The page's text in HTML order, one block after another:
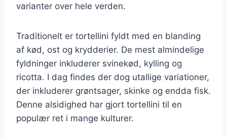
varianter over hele verden.
Traditionelt er tortellini fyldt med en blanding
af kød, ost og krydderier. De mest almindelige
fyldninger inkluderer svinekød, kylling og
ricotta. I dag findes der dog utallige variationer,
der inkluderer grøntsager, skinke og endda fisk.
Denne alsidighed har gjort tortellini til en
populær ret i mange kulturer.